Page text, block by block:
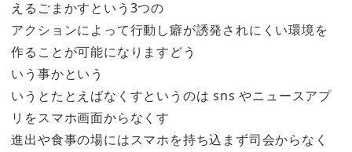
えるごまかすという3つの
アクションによって行動し癖が誘発されにくい環境を
作ることが可能になりますどう
いう事かという
いうとたとえばなくすというのは sns やニュースアプ
リをスマホ画面からなくす
進出や食事の場にはスマホを持ち込まず司会からなく